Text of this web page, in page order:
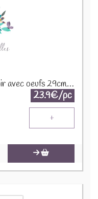
Lapin en céramique blanc et noir avec oeufs 29cm 35694
23.9€/pc
+